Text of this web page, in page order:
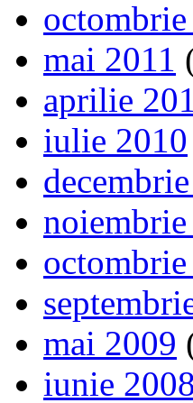
octombrie
mai 2011
aprilie
iulie 2010
mai 2009
iunie 2008